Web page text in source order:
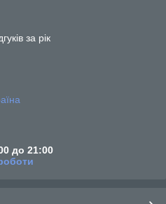
за рік
до 21:00